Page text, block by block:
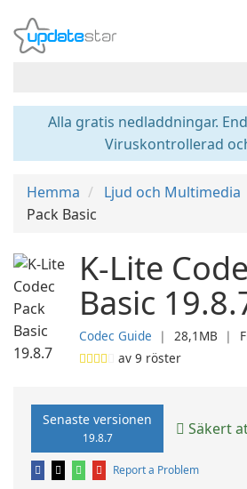
Alla gratis nedladdningar.
Viruskontrollerad
Hemma Ljud och Multimedia
Pack Basic
K-Lite
Basic
Codec Guide ❘ 28,1MB ❘
av 9 röster
Senaste versionen
19.8.7 Säkert
Report a Problem